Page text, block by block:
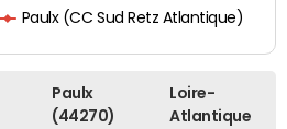
Paulx (CC Sud Retz Atlantique)
Paulx
(44270)
Loire-
Atlantique